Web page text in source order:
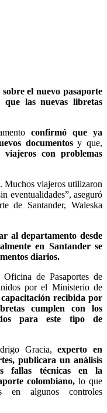
el nuevo pasaporte
que las nuevas libretas
confirmó que ya
documentosy que,
con problemas
Muchos viajeros utilizaron
eventualidades”, aseguró
de Santander, Waleska
al departamento desde
en Santander se
diarios.
de Pasaportes de
por el Ministerio de
recibida por
cumplen con los
para este tipo de
Gracia,experto en
publicara un análisis
fallas técnicas en la
colombiano, lo que
en algunos controles